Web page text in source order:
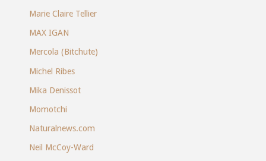
Marie Claire Tellier
MAX IGAN
Mercola (Bitchute)
Michel Ribes
Mika Denissot
Momotchi
Naturalnews.com
Neil McCoy-Ward